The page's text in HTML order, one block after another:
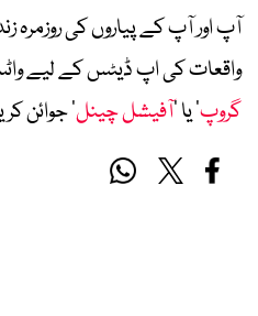
آپ اور آپ کے پیاروں کی روزمرہ
واقعات کی اپ ڈیٹس کے لیے
گروپ‘ یا ’آفیشل چینل‘ جوائن